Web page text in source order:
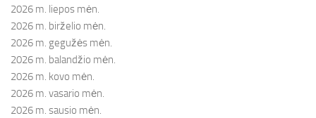
2026 m. liepos mėn.
2026 m. birželio mėn.
2026 m. gegužės mėn.
2026 m. balandžio mėn.
2026 m. kovo mėn.
2026 m. vasario mėn.
2026 m. sausio mėn.